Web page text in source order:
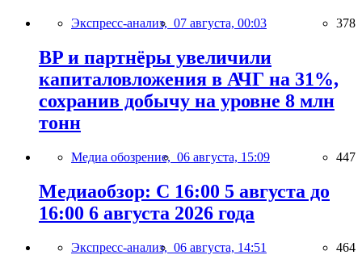
Экспресс-анализ, 07 августа, 00:03 378
BP и партнёры увеличили
капиталовложения в АЧГ на 31%,
сохранив добычу на уровне 8 млн
тонн
Медиа обозрение, 06 августа, 15:09 447
Медиаобзор: С 16:00 5 августа до
16:00 6 августа 2026 года
Экспресс-анализ, 06 августа, 14:51 464